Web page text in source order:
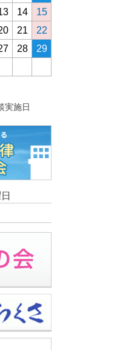
14
15
21
22
28
29
実施日